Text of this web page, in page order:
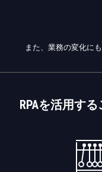
また、業務の変化に
RPAを活用す